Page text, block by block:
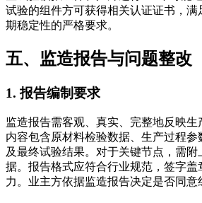
试验的组件方可获得相关认证证书，满
期稳定性的严格要求。
五、监造报告与问题整改
1. 报告编制要求
监造报告需客观、真实、完整地反映
内容包含原材料检验数据、生产过程
及最终试验结果。对于关键节点，需
据。报告格式应符合行业规范，签字盖
力。业主方依据监造报告决定是否同意